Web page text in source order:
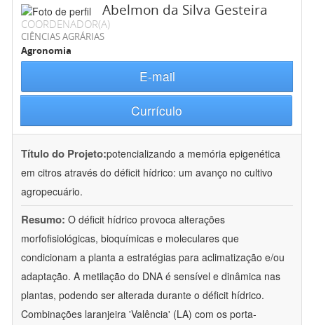
Abelmon da Silva Gesteira
COORDENADOR(A)
CIÊNCIAS AGRÁRIAS
Agronomia
E-mail
Currículo
Título do Projeto:potencializando a memória epigenética
em citros através do déficit hídrico: um avanço no cultivo
agropecuário.
Resumo: O déficit hídrico provoca alterações
morfofisiológicas, bioquímicas e moleculares que
condicionam a planta a estratégias para aclimatização e/ou
adaptação. A metilação do DNA é sensível e dinâmica nas
plantas, podendo ser alterada durante o déficit hídrico.
Combinações laranjeira 'Valência' (LA) com os porta-